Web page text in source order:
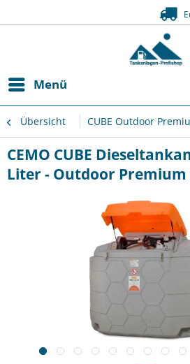
Menü
Übersicht CUBE Outdoor
CEMO CUBE
Liter - Outdoor Premium